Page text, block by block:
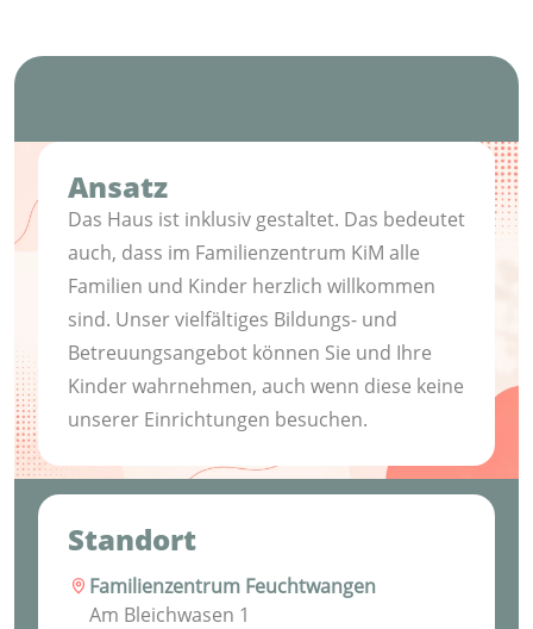
Ansatz
Das Haus ist inklusiv gestaltet. Das bedeutet
auch, dass im Familienzentrum KiM alle
Familien und Kinder herzlich willkommen
sind. Unser vielfältiges Bildungs- und
Betreuungsangebot können Sie und Ihre
Kinder wahrnehmen, auch wenn diese keine
unserer Einrichtungen besuchen.
Standort
Familienzentrum Feuchtwangen
Am Bleichwasen 1